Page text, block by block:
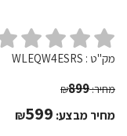
מק"ט : WLEQW4ESRS
מחיר: ₪899
מחיר מבצע: ₪599